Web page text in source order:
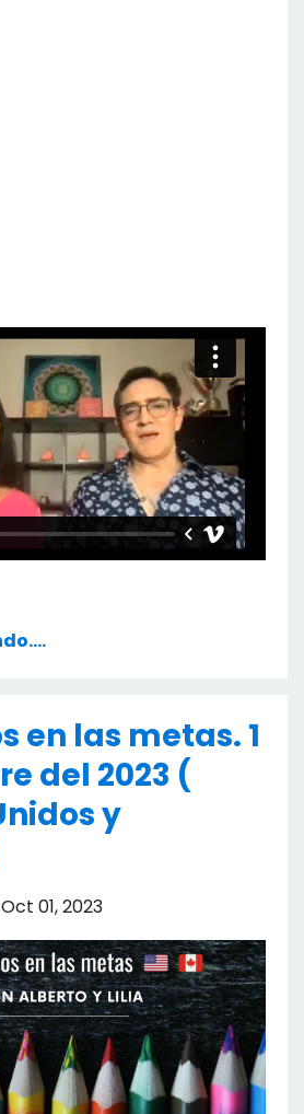
en las metas. 1
del 2023 (
y
Oct 01, 2023